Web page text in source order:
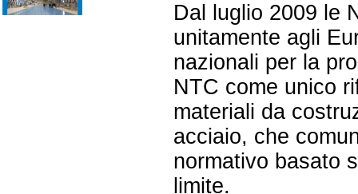
Dal luglio 2009 le
unitamente agli
nazionali per la
NTC come unico
materiali da
acciaio, che
normativo basato
limite.